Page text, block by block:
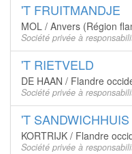
'T FRUITMANDJE
MOL / Anvers (Région
Société privée à
'T RIETVELD
DE HAAN / Flandre
Société privée à
'T
KORTRIJK / Flandre
Société privée à